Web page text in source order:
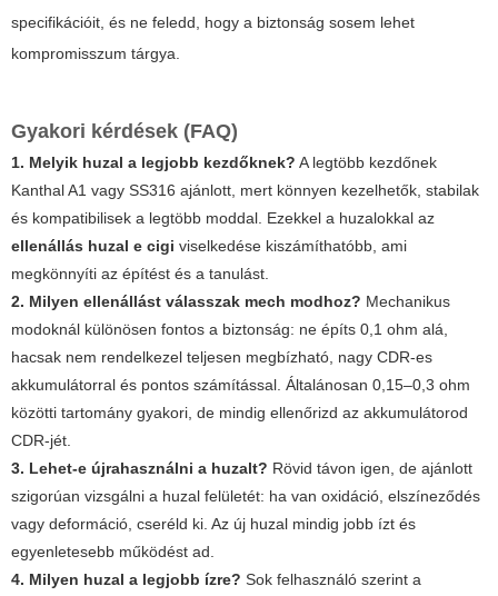
specifikációit, és ne feledd, hogy a biztonság sosem lehet
kompromisszum tárgya.
Gyakori kérdések (FAQ)
1. Melyik huzal a legjobb kezdőknek? A legtöbb kezdőnek
Kanthal A1 vagy SS316 ajánlott, mert könnyen kezelhetők, stabilak
és kompatibilisek a legtöbb moddal. Ezekkel a huzalokkal az
ellenállás huzal e cigi viselkedése kiszámíthatóbb, ami
megkönnyíti az építést és a tanulást.
2. Milyen ellenállást válasszak mech modhoz? Mechanikus
modoknál különösen fontos a biztonság: ne építs 0,1 ohm alá,
hacsak nem rendelkezel teljesen megbízható, nagy CDR-es
akkumulátorral és pontos számítással. Általánosan 0,15–0,3 ohm
közötti tartomány gyakori, de mindig ellenőrizd az akkumulátorod
CDR-jét.
3. Lehet-e újrahasználni a huzalt? Rövid távon igen, de ajánlott
szigorúan vizsgálni a huzal felületét: ha van oxidáció, elszíneződés
vagy deformáció, cseréld ki. Az új huzal mindig jobb ízt és
egyenletesebb működést ad.
4. Milyen huzal a legjobb ízre? Sok felhasználó szerint a